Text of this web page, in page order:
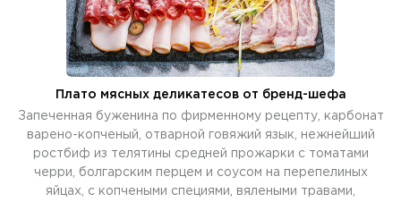
Плато мясных деликатесов от бренд-шефа
Запеченная буженина по фирменному рецепту, карбонат
варено-копченый, отварной говяжий язык, нежнейший
ростбиф из телятины средней прожарки с томатами
черри, болгарским перцем и соусом на перепелиных
яйцах, с копчеными специями, вялеными травами,